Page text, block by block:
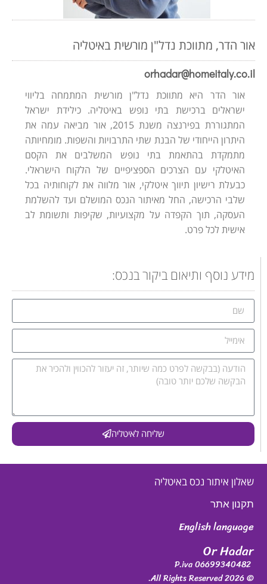
אור הדר, מתווכת נדל"ן מורשית באיטליה
orhadar@homeitaly.co.il
אור הדר היא מתווכת נדל"ן מורשית המתמחה בליווי
ישראלים ברכישת בתי נופש באיטליה. כילידת ישראל
המתגוררת בפירנצה משנת 2015, אור מביאה עמה את
היתרון הייחודי של הבנת שתי התרבויות והשפות. מומחיותה
מתמקדת בהתאמת בתי נופש המשלבים את הקסם
האיטלקי עם הצרכים הספציפיים של הלקוח הישראלי.
כבעלת רישיון תיווך איטלקי, אור מלווה את לקוחותיה בכל
שלבי הרכישה, החל מאיתור הנכס המושלם ועד להשלמת
העסקה, תוך הקפדה על מקצועיות, שקיפות ותשומת לב
אישית לכל פרט.
מידע נוסף ותיאום ביקור בנכס:
שליחה לאיטליה
שאלון איתור נכס באיטליה
תקנון אתר
English language
Or Hadar
P.iva 06699340482
© 2026 All Rights Reserved.